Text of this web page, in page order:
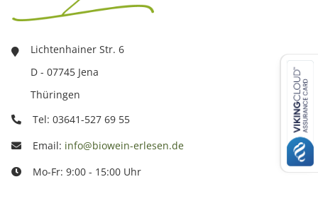
Lichtenhainer Str. 6
D - 07745 Jena
Thüringen
Tel: 03641-527 69 55
Email: info@biowein-erlesen.de
Mo-Fr: 9:00 - 15:00 Uhr